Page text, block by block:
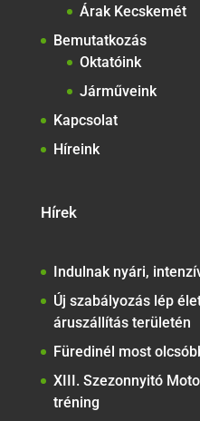
Árak Kecskemét
Bemutatkozás
Oktatóink
Járműveink
Kapcsolat
Híreink
Hírek
Indulnak nyári,
Új szabályozás lép
áruszállítás területén
Füredinél most
XIII. Szezonnyitó
tréning